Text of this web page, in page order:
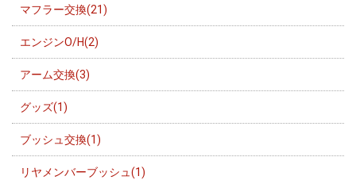
マフラー交換(21)
エンジンO/H(2)
アーム交換(3)
グッズ(1)
ブッシュ交換(1)
リヤメンバーブッシュ(1)